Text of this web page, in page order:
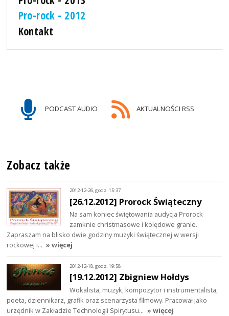
Pro-rock - 2012
Kontakt
PODCAST AUDIO AKTUALNOŚCI RSS
Zobacz także
2012-12-26, godz. 15:37
[26.12.2012] Prorock Świąteczny
Na sam koniec świętowania audycja Prorock
zamknie christmasowe i kolędowe granie.
Zapraszam na blisko dwie godziny muzyki świątecznej w wersji
rockowej i… » więcej
2012-12-18, godz. 19:58
[19.12.2012] Zbigniew Hołdys
Wokalista, muzyk, kompozytor i instrumentalista,
poeta, dziennikarz, grafik oraz scenarzysta filmowy. Pracował jako
urzędnik w Zakładzie Technologii Spirytusu… » więcej